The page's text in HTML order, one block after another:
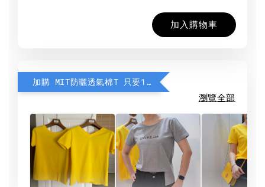
加入購物車
加購 MIT防曬透氣棉T 只要190元
瀏覽全部